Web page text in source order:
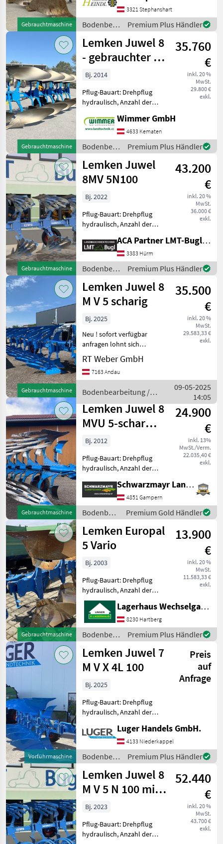
Gebrauchtmaschine
Schnittbreitenverstellung,
Stützrad Lemken Vari Opal
141 4+1 Schar
Körperabstand 88c
3321 Stephanshart
Bodenbearbeitung
/ Lemken
Premium Plus Händler
Gebrauchtmaschine
Lemken Juwel 8
- gebrauchter 5
Schar / 6 Schar
Pflug
35.760
€
inkl. 20 %
MwSt.
29.800 €
exkl.
Bj. 2014
Pflug-Bauart: Drehpflug
hydraulisch, Anzahl der
Fahrwerk, Maiseinleger,
Scheibensech, hydr.
Schnittbreitenverstellung,
Stützrad, Vorschäler TOP
Ge
Wimmer GmbH
4633 Kematen
Bodenbearbeitung
/ Lemken
Premium Plus Händler
Gebrauchtmaschine
Lemken Juwel
8MV 5N100
43.200
€
inkl. 20 %
MwSt.
36.000 €
exkl.
Bj. 2022
Pflug-Bauart: Drehpflug
hydraulisch, Anzahl der
Maiseinleger, Scheibensech,
hydr.
Schnittbreitenverstellung,
Streifenkörper, Stützrad,
Vorschäler
ACA Partner LMT-Bugl GmbH
3383 Hürm
Bodenbearbeitung
/ Lemken
Premium Plus Händler
Gebrauchtmaschine
Lemken Juwel 8
M V 5 scharig
35.500
€
inkl. 20 %
MwSt.
29.583,33 €
exkl.
Bj. 2025
Neu ! sofort verfügbar
anfragen lohnt sich
Lieferung in Österreich frei
Haus Neuer Lemken Juwel
8 M V 5 N 100 5 scharig
Oberlen
RT Weber GmbH
7163 Andau
Bodenbearbeitung /
Lemken
09-05-2025
14:05
Gebrauchtmaschine
Lemken Juwel 8
MVU 5-schar
hydr. Überlasts.
und DuraMax
24.900
€
inkl. 13%
MwSt./Verm.
22.035,40 €
exkl.
Bj. 2012
Pflug-Bauart: Drehpflug
hydraulisch, Anzahl der
Vorschäler, Maiseinleger,
Scheibensech, hydr.
Schnittbreitenverstellung,
Steinsicherung, Streifenk
Schwarzmayr Landtechnik GmbH - Gampern
4851 Gampern
Bodenbearbeitung
/ Lemken
Premium Gold Händler
Gebrauchtmaschine
Lemken Europal
5 Vario
13.900
€
inkl. 20 %
MwSt.
11.583,33 €
exkl.
Bj. 2003
Pflug-Bauart: Drehpflug
hydraulisch, Anzahl der
Schare: 4-schar, Vorschäler,
hydr.
Schnittbreitenverstellung
Einlegebleche
Scheibensech Pendelrad
Blech, vorne montier
Lagerhaus Wechselgau reg. Gen.m.b.H.
8230 Hartberg
Bodenbearbeitung
/ Lemken
Premium Plus Händler
Vorführmaschine
Lemken Juwel 7
M V X 4L 100
Preis
auf
Anfrage
Bj. 2025
Pflug-Bauart: Drehpflug
hydraulisch, Anzahl der
Scheibensech, hydr.
Schnittbreitenverstellung,
Steinsicherung, Stützrad,
Vorschäler Volldrehpflug 4-
schari
Luger Handels GmbH.
4133 Niederkappel
Bodenbearbeitung
/ Lemken
Premium Plus Händler
Lemken Juwel 8
M V 5 N 100 mit
FlexPack
52.440
€
inkl. 20 %
MwSt.
43.700 €
exkl.
Bj. 2023
Pflug-Bauart: Drehpflug
hydraulisch, Anzahl der